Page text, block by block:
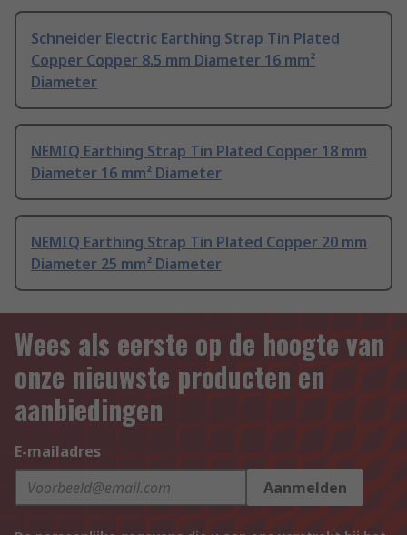
Schneider Electric Earthing Strap Tin Plated
Copper Copper 8.5 mm Diameter 16 mm²
Diameter
NEMIQ Earthing Strap Tin Plated Copper 18 mm
Diameter 16 mm² Diameter
NEMIQ Earthing Strap Tin Plated Copper 20 mm
Diameter 25 mm² Diameter
Wees als eerste op de hoogte van
onze nieuwste producten en
aanbiedingen
E-mailadres
Aanmelden